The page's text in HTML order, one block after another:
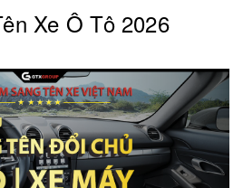
Xe Ô Tô 2026